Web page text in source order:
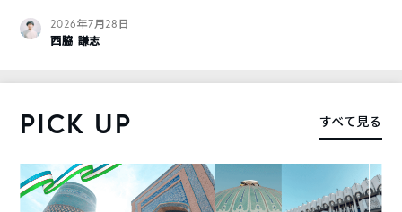
2026年7月28日
西脇 謙志
PICK UP すべて見る